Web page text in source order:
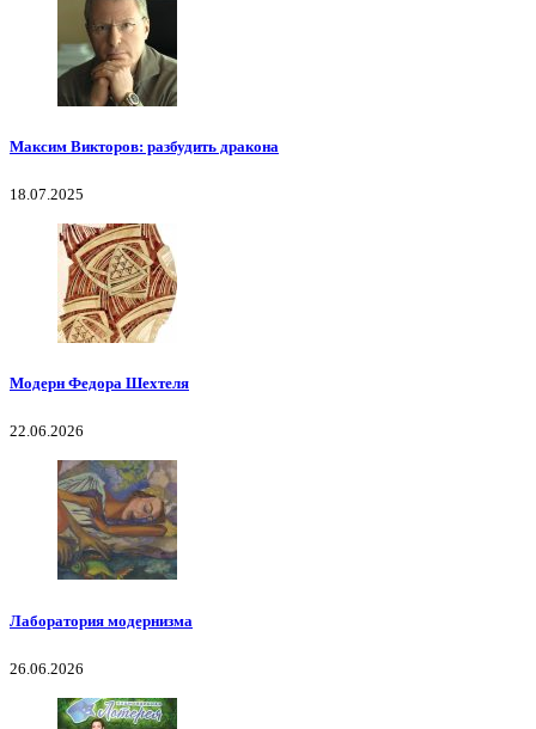
Максим Викторов: разбудить дракона
18.07.2025
Модерн Федора Шехтеля
22.06.2026
Лаборатория модернизма
26.06.2026